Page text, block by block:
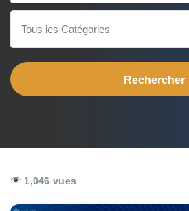
Tous les Catégories
1,046 vues